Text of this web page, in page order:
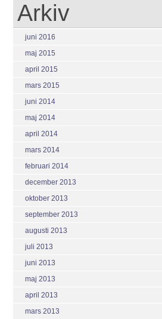
Arkiv
juni 2016
maj 2015
april 2015
mars 2015
juni 2014
maj 2014
april 2014
mars 2014
februari 2014
december 2013
oktober 2013
september 2013
augusti 2013
juli 2013
juni 2013
maj 2013
april 2013
mars 2013